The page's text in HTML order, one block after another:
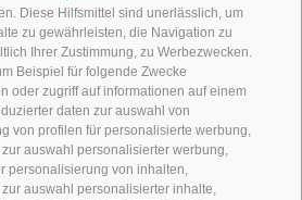
Diese Hilfsmittel sind unerlässlich, um
zu gewährleisten, die Navigation zu
Ihrer Zustimmung, zu Werbezwecken.
Beispiel für folgende Zwecke
oder zugriff auf informationen auf einem
daten zur auswahl von
von profilen für personalisierte werbung,
auswahl personalisierter werbung,
personalisierung von inhalten,
auswahl personalisierter inhalte,